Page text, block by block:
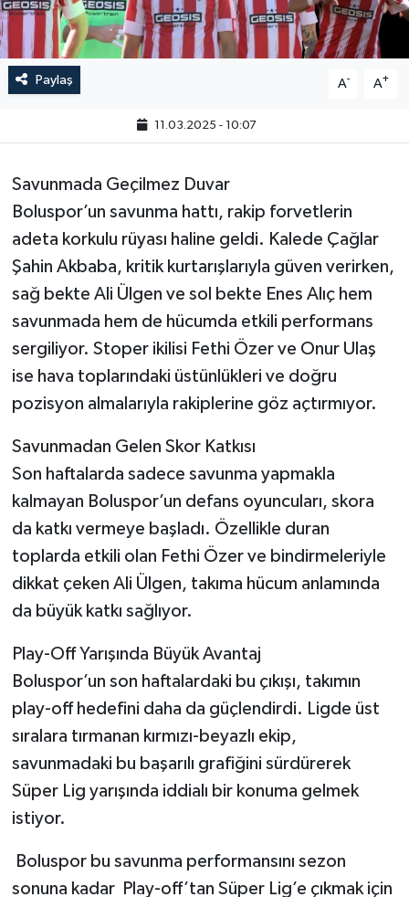
Paylaş A- A+
11.03.2025 - 10:07
Savunmada Geçilmez Duvar
Boluspor’un savunma hattı, rakip forvetlerin
adeta korkulu rüyası haline geldi. Kalede Çağlar
Şahin Akbaba, kritik kurtarışlarıyla güven verirken,
sağ bekte Ali Ülgen ve sol bekte Enes Alıç hem
savunmada hem de hücumda etkili performans
sergiliyor. Stoper ikilisi Fethi Özer ve Onur Ulaş
ise hava toplarındaki üstünlükleri ve doğru
pozisyon almalarıyla rakiplerine göz açtırmıyor.
Savunmadan Gelen Skor Katkısı
Son haftalarda sadece savunma yapmakla
kalmayan Boluspor’un defans oyuncuları, skora
da katkı vermeye başladı. Özellikle duran
toplarda etkili olan Fethi Özer ve bindirmeleriyle
dikkat çeken Ali Ülgen, takıma hücum anlamında
da büyük katkı sağlıyor.
Play-Off Yarışında Büyük Avantaj
Boluspor’un son haftalardaki bu çıkışı, takımın
play-off hedefini daha da güçlendirdi. Ligde üst
sıralara tırmanan kırmızı-beyazlı ekip,
savunmadaki bu başarılı grafiğini sürdürerek
Süper Lig yarışında iddialı bir konuma gelmek
istiyor.
Boluspor bu savunma performansını sezon
sonuna kadar Play-off’tan Süper Lig’e çıkmak için